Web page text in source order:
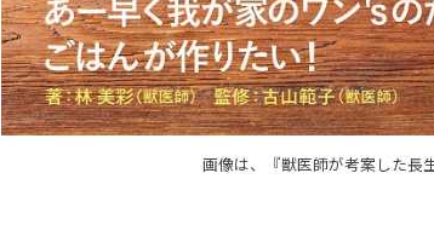
画像は、『獣医師が考案した長